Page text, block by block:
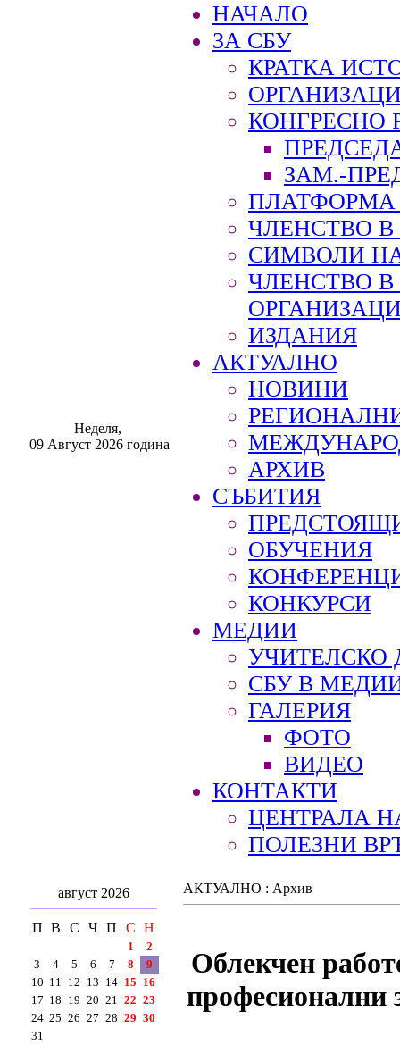
Неделя,
09 Август 2026 година
НАЧАЛО
ЗА СБУ
КРАТКА
КОНГРЕСНО
ЗАМ.-
ПЛАТФОРМА
ЧЛЕНСТВО В
СИМВОЛИ
ЧЛЕНСТВО
ИЗДАНИЯ
АКТУАЛНО
НОВИНИ
АРХИВ
СЪБИТИЯ
ОБУЧЕНИЯ
КОНКУРСИ
МЕДИИ
УЧИТЕЛСКО
СБУ В
ГАЛЕРИЯ
ФОТО
ВИДЕО
КОНТАКТИ
ЦЕНТРАЛА
ПОЛЕЗНИ
август 2026
П В С Ч П С Н
1
2
3
4 5 6 7 8
9
10 11 12 13 14 15 16
17 18 19 20 21 22 23
24 25 26 27 28 29 30
31
АКТУАЛНО : Архив
Облекчен
професионални